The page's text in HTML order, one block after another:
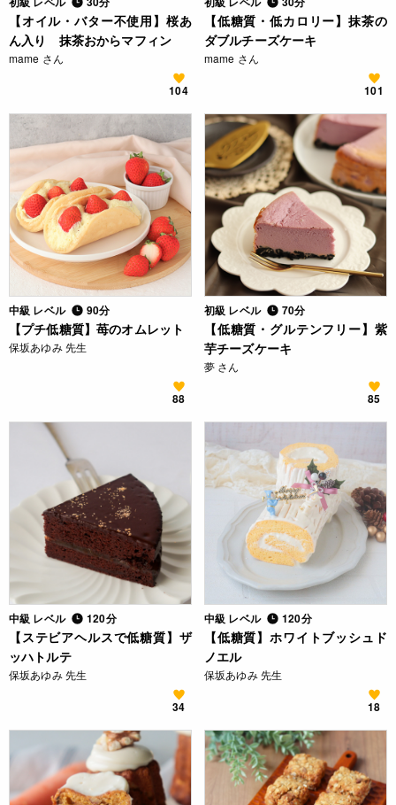
【オイル・バター不使用】桜あ
ん入り 抹茶おからマフィン
mame さん
104
【低糖質・低カロリー】抹茶の
ダブルチーズケーキ
mame さん
101
中級 レベル 90分
【プチ低糖質】苺のオムレット
保坂あゆみ 先生
88
初級 レベル 70分
【低糖質・グルテンフリー】紫
芋チーズケーキ
夢 さん
85
中級 レベル 120分
【ステビアヘルスで低糖質】ザ
ッハトルテ
保坂あゆみ 先生
34
中級 レベル 120分
【低糖質】ホワイトブッシュド
ノエル
保坂あゆみ 先生
18